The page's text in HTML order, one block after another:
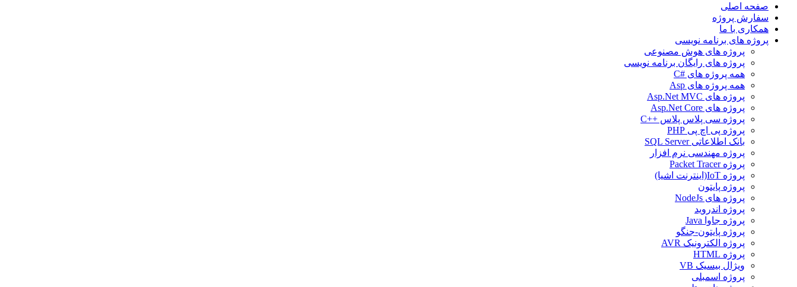
صفحه اصلی
سفارش پروژه
همکاری با ما
پروژه های برنامه نویسی
پروژه های هوش مصنوعی
پروژه های رایگان برنامه نویسی
همه پروژه های #C
همه پروژه های Asp
پروژه های Asp.Net MVC
پروژه های Asp.Net Core
پروژه سی پلاس پلاس ++C
پروژه پی اچ پی PHP
بانک اطلاعاتی SQL Server
پروژه مهندسی نرم افزار
پروژه Packet Tracer
پروژه IoT(اینترنت اشیا)
پروژه پایتون
پروژه های NodeJs
پروژه اندروید
پروژه جاوا Java
پروژه پایتون-جنگو
پروژه الکترونیک AVR
پروژه HTML
ویژال بیسیک VB
پروژه اسمبلی